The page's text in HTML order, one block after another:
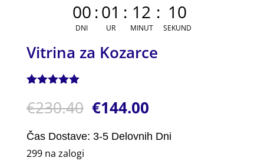
00
DNI
:01
UR
: 12
MINUT
: 09
SEKUND
Vitrina za Kozarce
5.00 od 5
na podlagi
stranke
€230.40 €144.00
Čas Dostave: 3-5 Delovnih Dni
299 na zalogi